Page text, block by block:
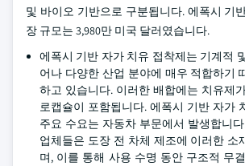
및 바이오 기반으로 구분됩니다. 에폭시 기
장 규모는 3,980만 미국 달러였습니다.
에폭시 기반 자가 치유 접착제는 기계적
어나 다양한 산업 분야에 매우 적합하기
하고 있습니다. 이러한 배합에는 치유제
로캡슐이 포함됩니다. 에폭시 기반 자가
주요 수요는 자동차 부문에서 발생합니
업체들은 도장 전 차체 제조에 이러한 소
며, 이를 통해 사용 수명 동안 구조적 무